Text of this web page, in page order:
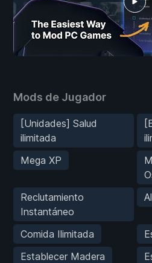
Mods de Jugador
[Unidades] Salud
ilimitada
Mega XP
Reclutamiento
Instantáneo
Comida Ilimitada
Establecer Madera